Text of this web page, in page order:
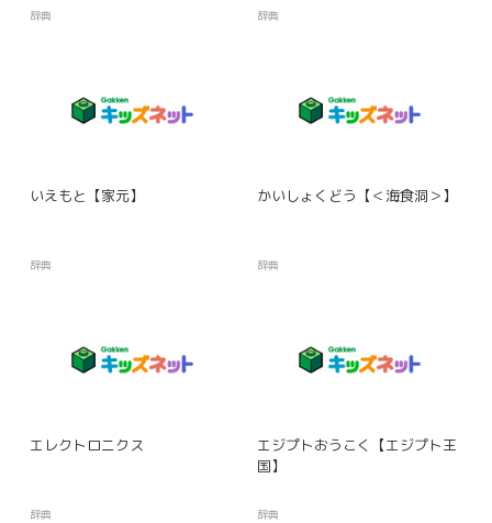
辞典 辞典
いえもと【家元】
辞典
かいしょくどう【＜海食洞＞】
辞典
エレクトロニクス
辞典
エジプトおうこく【エジプト王
国】
辞典